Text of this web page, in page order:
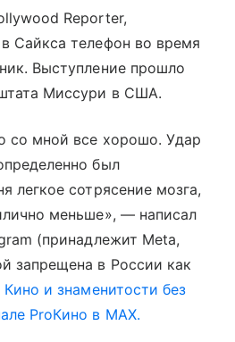
Reporter,
Сайкса телефон во время
Выступление прошло
Миссури в США.
со мной все хорошо. Удар
был
легкое сотрясение мозга,
меньше», — написал
(принадлежит Meta,
запрещена в России как
Кино и знаменитости без
ProКино в MAX.